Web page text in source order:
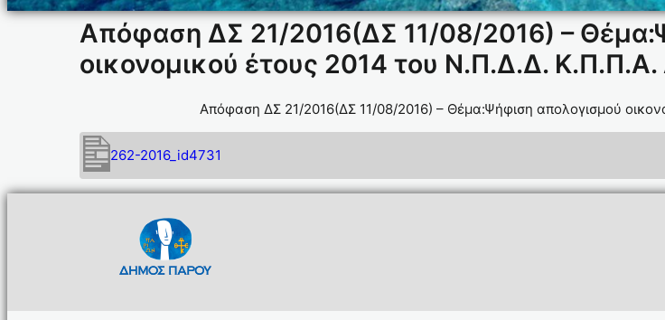
Απόφαση ΔΣ 21/2016(ΔΣ 11/08/2016) –
οικονομικού έτους 2014 του Ν.Π.Δ.Δ.
Απόφαση ΔΣ 21/2016(ΔΣ 11/08/2016) – Θέμα:Ψήφιση απολογισμού
262-2016_id4731